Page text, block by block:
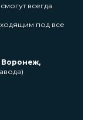
всегда
под все
Воронеж,